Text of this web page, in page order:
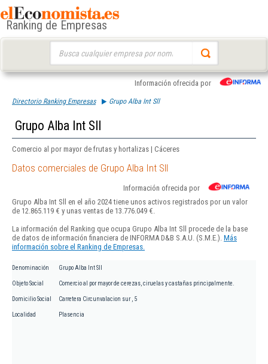
Ranking de Empresas
Información ofrecida por
Directorio Ranking Empresas Grupo Alba Int Sll
Grupo Alba Int Sll
Comercio al por mayor de frutas y hortalizas | Cáceres
Datos comerciales de Grupo Alba Int Sll
Información ofrecida por
Grupo Alba Int Sll en el año 2024 tiene unos activos registrados por un valor
de 12.865.119 € y unas ventas de 13.776.049 €.
La información del Ranking que ocupa Grupo Alba Int Sll procede de la base
de datos de información financiera de INFORMA D&B S.A.U. (S.M.E.). Más
información sobre el Ranking de Empresas.
Denominación Grupo Alba Int Sll
Objeto Social Comercio al por mayor de cerezas, ciruelas y castañas principalmente.
Domicilio Social Carretera Circunvalacion sur , 5
Localidad Plasencia